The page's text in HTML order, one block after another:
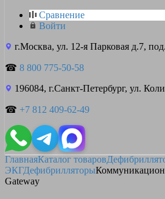
Сравнение
Войти
г.Москва, ул. 12-я Парковая д.7,
☎ 8 800 775-50-58
196084, г.Санкт-Петербург, ул.
☎ +7 812 409-62-49
ГлавнаяКаталог товаров
ЭКГДефибрилляторы
Gateway